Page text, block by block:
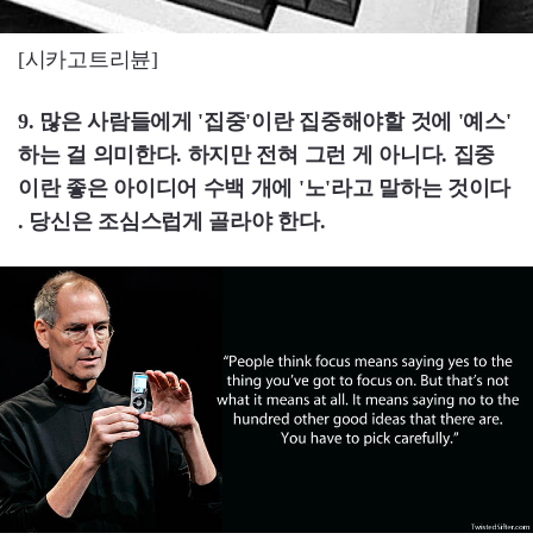
[시카고트리뷴]
9. 많은 사람들에게 '집중'이란 집중해야할 것에 '예스'
하는 걸 의미한다. 하지만 전혀 그런 게 아니다. 집중
이란 좋은 아이디어 수백 개에 '노'라고 말하는 것이다
. 당신은 조심스럽게 골라야 한다.